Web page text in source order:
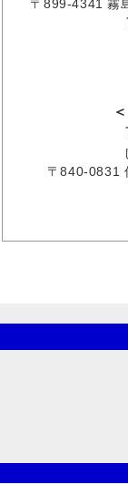
〒899-4341 霧
〒840-0831